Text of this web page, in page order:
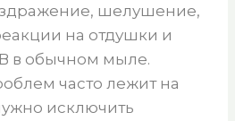
шелушение,
на отдушки и
в обычном мыле.
часто лежит на
исключить